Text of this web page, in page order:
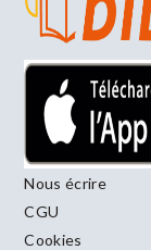
Nous écrire
CGU
Cookies